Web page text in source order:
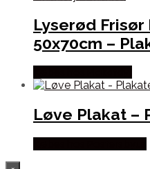
Lyserød
50x70cm –
Løve Plakat –